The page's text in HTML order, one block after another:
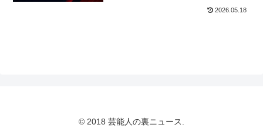
2026.05.18
© 2018 芸能人の裏ニュース.